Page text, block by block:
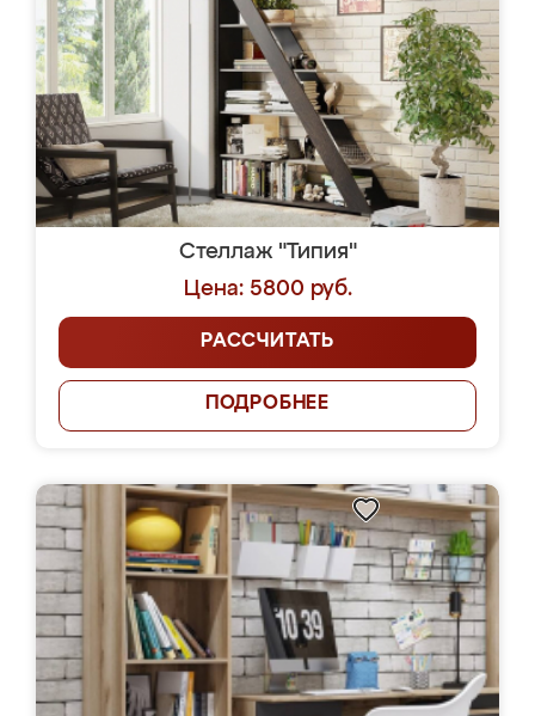
Стеллаж "Типия"
Цена: 5800 руб.
РАССЧИТАТЬ
ПОДРОБНЕЕ